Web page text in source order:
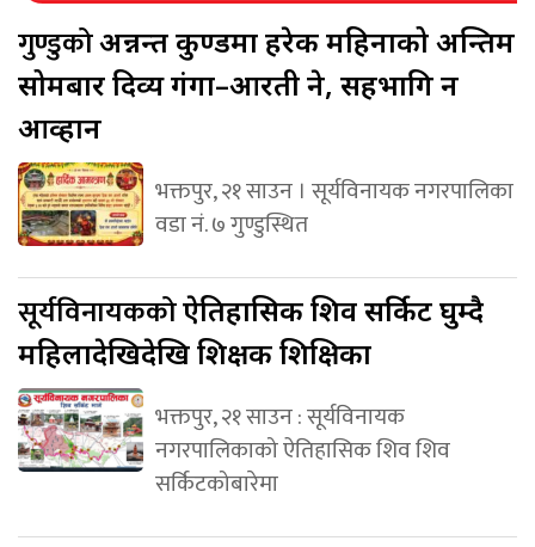
गुण्डुकोअन्नन्त कुण्डमा हरेक महिनाको अन्तिम
सोमबार दिव्य गंगा–आरती हुने, सहभागि हुन
आव्हान
भक्तपुर, २१ साउन । सूर्यविनायक नगरपालिका
वडा नं. ७ गुण्डुस्थित
सूर्यविनायककोऐतिहासिक शिव सर्किट घुम्दै
महिलादेखिदेखि शिक्षक शिक्षिका
भक्तपुर, २१ साउन : सूर्यविनायक
नगरपालिकाको ऐतिहासिक शिव शिव
सर्किटकोबारेमा